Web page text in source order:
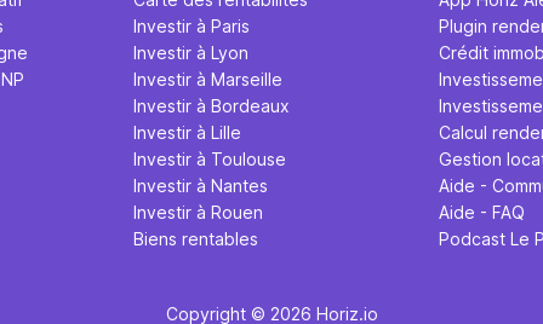
? Suivez notre guide
!
Investir à Paris
Investir à Lyon
Investir à Marseille
Investir à Bordeaux
Investir à Lille
Investir à Toulouse
Investir à Nantes
Investir à Rouen
Biens rentables
Plugin
Crédit
Calcul
Gestion
Aide -
Aide - FAQ
Podcast Le
Copyright © 2026 Horiz.io